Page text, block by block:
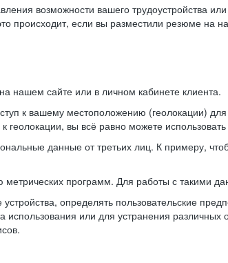
возможности вашего трудоустройства
происходит, если вы разместили резюме на
нашем сайте или в личном кабинете клиента.
к вашему местоположению (геолокации)
вы всё равно можете
данные от третьих лиц. К примеру,
программ. Для работы с такими
определять пользовательские
или для устранения